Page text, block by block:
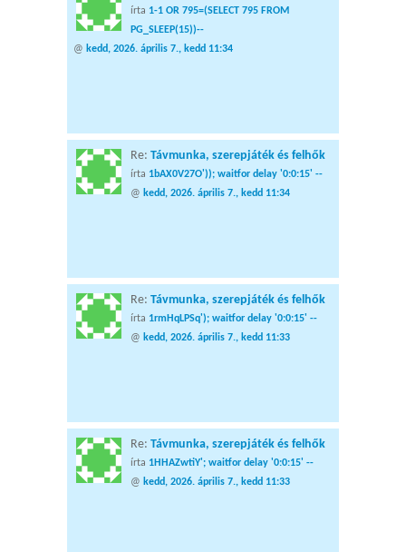
írta 1-1 OR 795=(SELECT 795 FROM
PG_SLEEP(15))--
@ kedd, 2026. április 7., kedd 11:34
Re: Távmunka, szerepjáték és felhők
írta 1bAX0V27O')); waitfor delay '0:0:15' --
@ kedd, 2026. április 7., kedd 11:34
Re: Távmunka, szerepjáték és felhők
írta 1rmHqLPSq'); waitfor delay '0:0:15' --
@ kedd, 2026. április 7., kedd 11:33
Re: Távmunka, szerepjáték és felhők
írta 1HHAZwtiY'; waitfor delay '0:0:15' --
@ kedd, 2026. április 7., kedd 11:33